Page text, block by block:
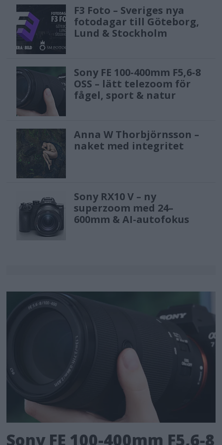
F3 Foto – Sveriges nya
fotodagar till Göteborg,
Lund & Stockholm
Sony FE 100-400mm F5,6-8
OSS – lätt telezoom för
fågel, sport & natur
Anna W Thorbjörnsson –
naket med integritet
Sony RX10 V – ny
superzoom med 24–
600mm & AI-autofokus
Sony FE 100-400mm F5,6-8